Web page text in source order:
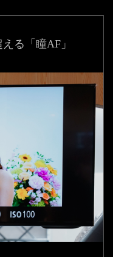
る「瞳AF」